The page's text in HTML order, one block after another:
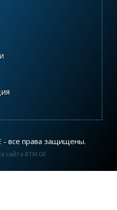
- все права защищены.
сайта BTM.GE